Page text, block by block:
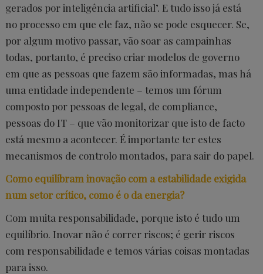
gerados por inteligência artificial’. E tudo isso já está
no processo em que ele faz, não se pode esquecer. Se,
por algum motivo passar, vão soar as campainhas
todas, portanto, é preciso criar modelos de governo
em que as pessoas que fazem são informadas, mas há
uma entidade independente – temos um fórum
composto por pessoas de legal, de compliance,
pessoas do IT – que vão monitorizar que isto de facto
está mesmo a acontecer. É importante ter estes
mecanismos de controlo montados, para sair do papel.
Como equilibram inovação com a estabilidade exigida
num setor crítico, como é o da energia?
Com muita responsabilidade, porque isto é tudo um
equilíbrio. Inovar não é correr riscos; é gerir riscos
com responsabilidade e temos várias coisas montadas
para isso.